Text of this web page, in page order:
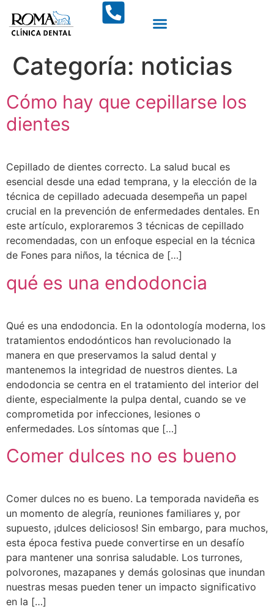
Categoría: noticias
Cómo hay que cepillarse los
dientes
Cepillado de dientes correcto. La salud bucal es
esencial desde una edad temprana, y la elección de la
técnica de cepillado adecuada desempeña un papel
crucial en la prevención de enfermedades dentales. En
este artículo, exploraremos 3 técnicas de cepillado
recomendadas, con un enfoque especial en la técnica
de Fones para niños, la técnica de […]
qué es una endodoncia
Qué es una endodoncia. En la odontología moderna, los
tratamientos endodónticos han revolucionado la
manera en que preservamos la salud dental y
mantenemos la integridad de nuestros dientes. La
endodoncia se centra en el tratamiento del interior del
diente, especialmente la pulpa dental, cuando se ve
comprometida por infecciones, lesiones o
enfermedades. Los síntomas que […]
Comer dulces no es bueno
Comer dulces no es bueno. La temporada navideña es
un momento de alegría, reuniones familiares y, por
supuesto, ¡dulces deliciosos! Sin embargo, para muchos,
esta época festiva puede convertirse en un desafío
para mantener una sonrisa saludable. Los turrones,
polvorones, mazapanes y demás golosinas que inundan
nuestras mesas pueden tener un impacto significativo
en la […]